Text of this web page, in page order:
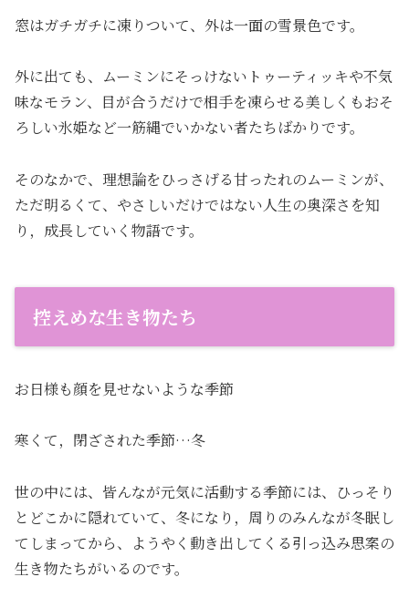
窓はガチガチに凍りついて、外は一面の雪景色です。
外に出ても、ムーミンにそっけないトゥーティッキや不気
味なモラン、目が合うだけで相手を凍らせる美しくもおそ
ろしい氷姫など一筋縄でいかない者たちばかりです。
そのなかで、理想論をひっさげる甘ったれのムーミンが、
ただ明るくて、やさしいだけではない人生の奥深さを知
り，成長していく物語です。
控えめな生き物たち
お日様も顔を見せないような季節
寒くて，閉ざされた季節…冬
世の中には、皆んなが元気に活動する季節には、ひっそり
とどこかに隠れていて、冬になり，周りのみんなが冬眠し
てしまってから、ようやく動き出してくる引っ込み思案の
生き物たちがいるのです。